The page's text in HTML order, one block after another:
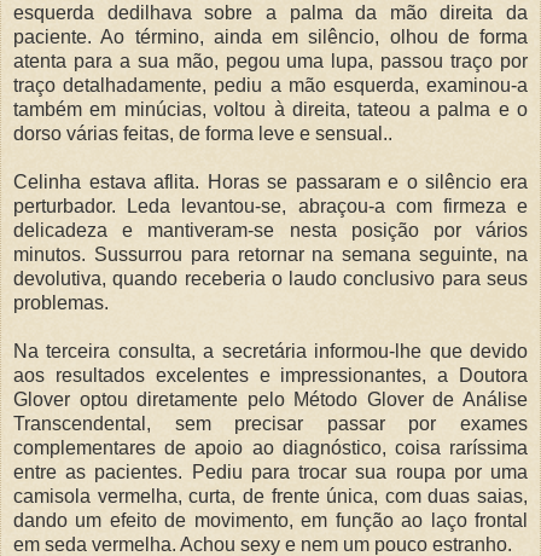
esquerda dedilhava sobre a palma da mão direita da
paciente. Ao término, ainda em silêncio, olhou de forma
atenta para a sua mão, pegou uma lupa, passou traço por
traço detalhadamente, pediu a mão esquerda, examinou-a
também em minúcias, voltou à direita, tateou a palma e o
dorso várias feitas, de forma leve e sensual..
Celinha estava aflita. Horas se passaram e o silêncio era
perturbador. Leda levantou-se, abraçou-a com firmeza e
delicadeza e mantiveram-se nesta posição por vários
minutos. Sussurrou para retornar na semana seguinte, na
devolutiva, quando receberia o laudo conclusivo para seus
problemas.
Na terceira consulta, a secretária informou-lhe que devido
aos resultados excelentes e impressionantes, a Doutora
Glover optou diretamente pelo Método Glover de Análise
Transcendental, sem precisar passar por exames
complementares de apoio ao diagnóstico, coisa raríssima
entre as pacientes. Pediu para trocar sua roupa por uma
camisola vermelha, curta, de frente única, com duas saias,
dando um efeito de movimento, em função ao laço frontal
em seda vermelha. Achou sexy e nem um pouco estranho.